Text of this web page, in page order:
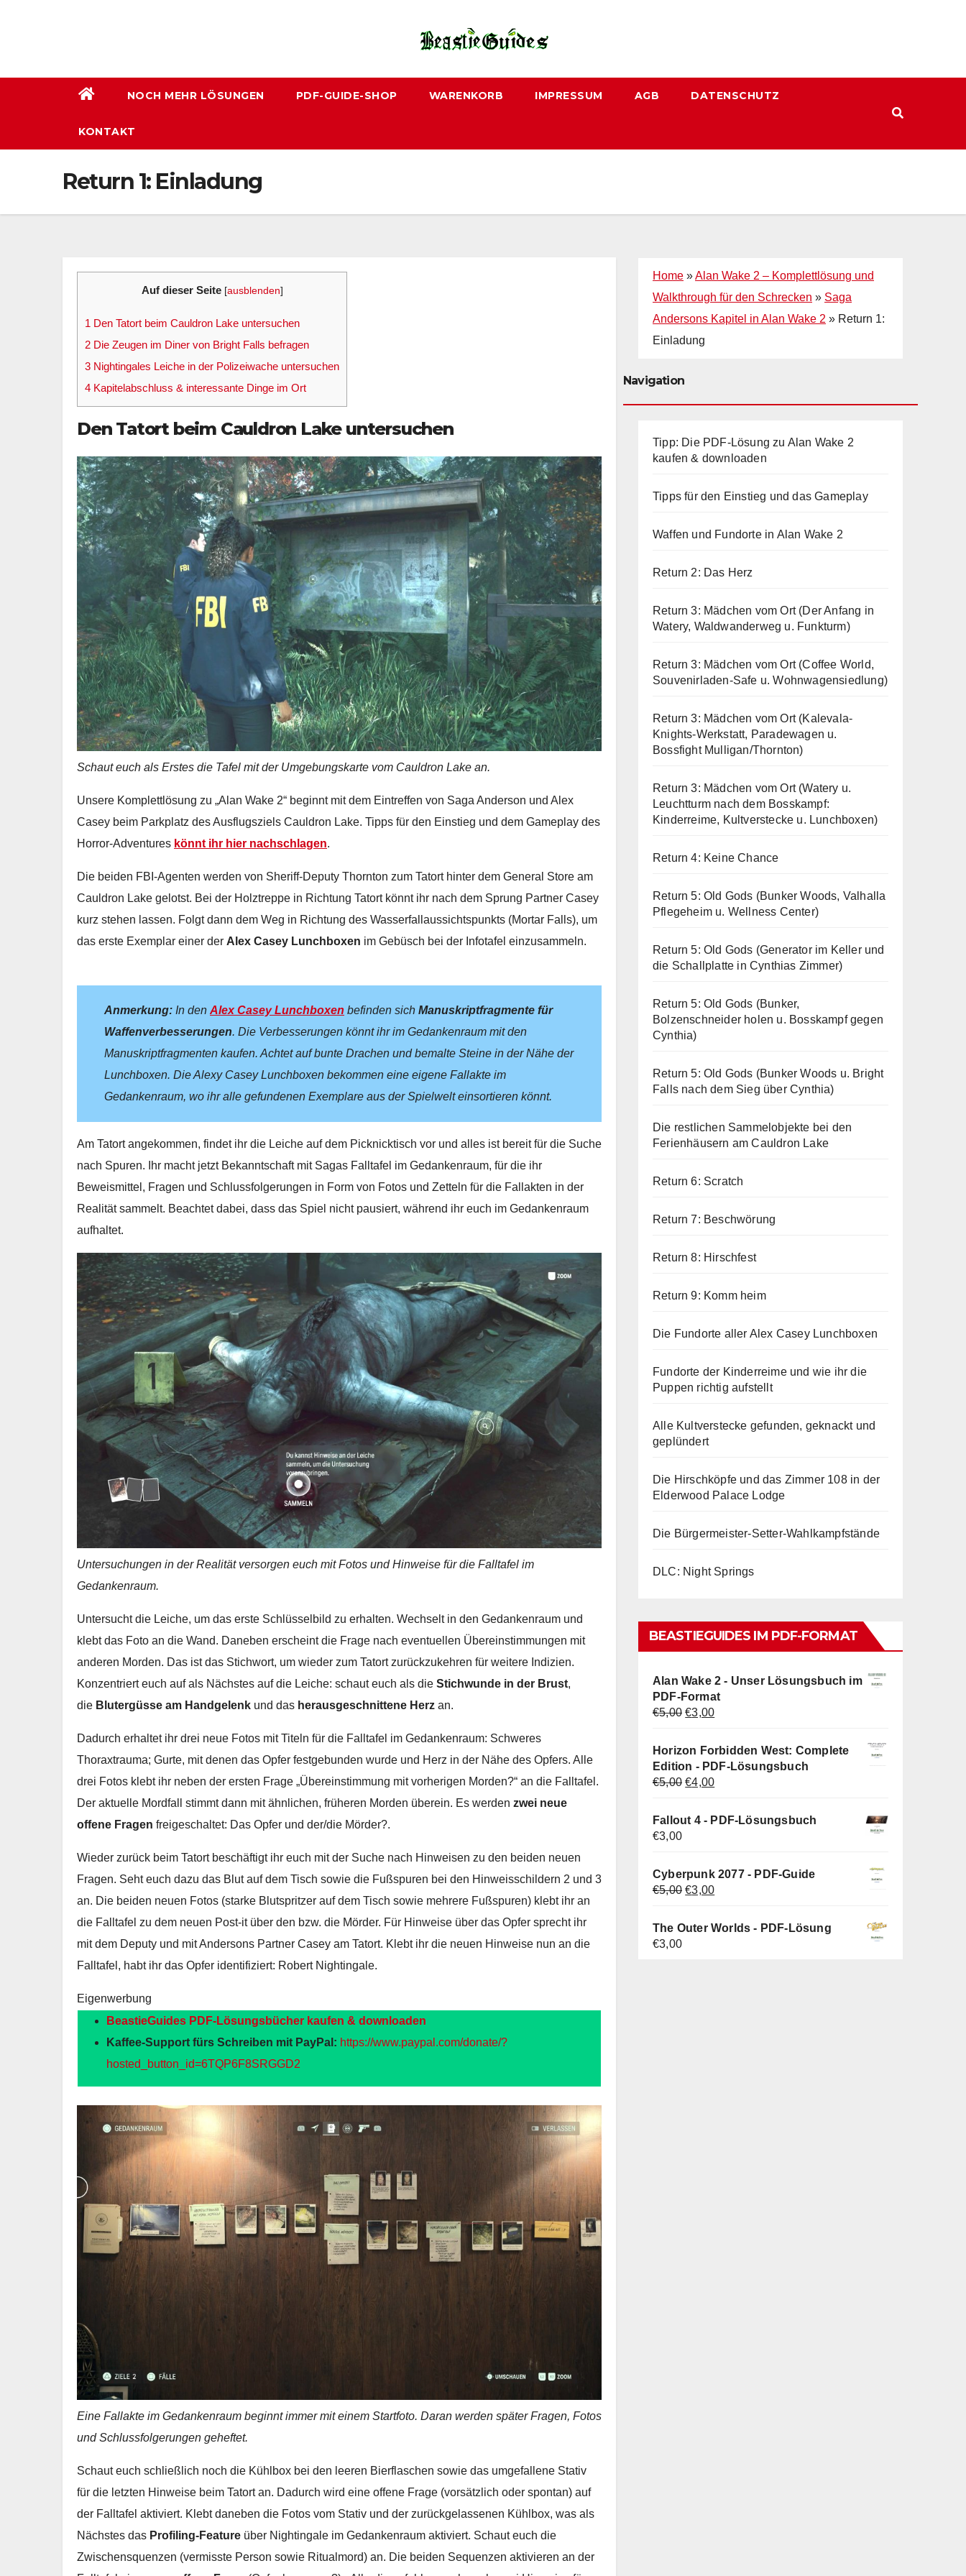
NOCH MEHR LÖSUNGEN PDF-GUIDE-SHOP WARENKORB IMPRESSUM AGB DATENSCHUTZ
KONTAKT
Return 1: Einladung
Auf dieser Seite [ausblenden]
1 Den Tatort beim Cauldron Lake untersuchen
2 Die Zeugen im Diner von Bright Falls befragen
3 Nightingales Leiche in der Polizeiwache untersuchen
4 Kapitelabschluss & interessante Dinge im Ort
Den Tatort beim Cauldron Lake untersuchen
Schaut euch als Erstes die Tafel mit der Umgebungskarte vom Cauldron Lake an.
Unsere Komplettlösung zu „Alan Wake 2“ beginnt mit dem Eintreffen von Saga Anderson und Alex
Casey beim Parkplatz des Ausflugsziels Cauldron Lake. Tipps für den Einstieg und dem Gameplay des
Horror-Adventures könnt ihr hier nachschlagen.
Die beiden FBI-Agenten werden von Sheriff-Deputy Thornton zum Tatort hinter dem General Store am
Cauldron Lake gelotst. Bei der Holztreppe in Richtung Tatort könnt ihr nach dem Sprung Partner Casey
kurz stehen lassen. Folgt dann dem Weg in Richtung des Wasserfallaussichtspunkts (Mortar Falls), um
das erste Exemplar einer der Alex Casey Lunchboxen im Gebüsch bei der Infotafel einzusammeln.
Anmerkung: In den Alex Casey Lunchboxen befinden sich Manuskriptfragmente für
Waffenverbesserungen. Die Verbesserungen könnt ihr im Gedankenraum mit den
Manuskriptfragmenten kaufen. Achtet auf bunte Drachen und bemalte Steine in der Nähe der
Lunchboxen. Die Alexy Casey Lunchboxen bekommen eine eigene Fallakte im
Gedankenraum, wo ihr alle gefundenen Exemplare aus der Spielwelt einsortieren könnt.
Am Tatort angekommen, findet ihr die Leiche auf dem Picknicktisch vor und alles ist bereit für die Suche
nach Spuren. Ihr macht jetzt Bekanntschaft mit Sagas Falltafel im Gedankenraum, für die ihr
Beweismittel, Fragen und Schlussfolgerungen in Form von Fotos und Zetteln für die Fallakten in der
Realität sammelt. Beachtet dabei, dass das Spiel nicht pausiert, während ihr euch im Gedankenraum
aufhaltet.
Untersuchungen in der Realität versorgen euch mit Fotos und Hinweise für die Falltafel im
Gedankenraum.
Untersucht die Leiche, um das erste Schlüsselbild zu erhalten. Wechselt in den Gedankenraum und
klebt das Foto an die Wand. Daneben erscheint die Frage nach eventuellen Übereinstimmungen mit
anderen Morden. Das ist das Stichwort, um wieder zum Tatort zurückzukehren für weitere Indizien.
Konzentriert euch auf als Nächstes auf die Leiche: schaut euch als die Stichwunde in der Brust,
die Blutergüsse am Handgelenk und das herausgeschnittene Herz an.
Dadurch erhaltet ihr drei neue Fotos mit Titeln für die Falltafel im Gedankenraum: Schweres
Thoraxtrauma; Gurte, mit denen das Opfer festgebunden wurde und Herz in der Nähe des Opfers. Alle
drei Fotos klebt ihr neben der ersten Frage „Übereinstimmung mit vorherigen Morden?“ an die Falltafel.
Der aktuelle Mordfall stimmt dann mit ähnlichen, früheren Morden überein. Es werden zwei neue
offene Fragen freigeschaltet: Das Opfer und der/die Mörder?.
Wieder zurück beim Tatort beschäftigt ihr euch mit der Suche nach Hinweisen zu den beiden neuen
Fragen. Seht euch dazu das Blut auf dem Tisch sowie die Fußspuren bei den Hinweisschildern 2 und 3
an. Die beiden neuen Fotos (starke Blutspritzer auf dem Tisch sowie mehrere Fußspuren) klebt ihr an
die Falltafel zu dem neuen Post-it über den bzw. die Mörder. Für Hinweise über das Opfer sprecht ihr
mit dem Deputy und mit Andersons Partner Casey am Tatort. Klebt ihr die neuen Hinweise nun an die
Falltafel, habt ihr das Opfer identifiziert: Robert Nightingale.
Eigenwerbung
BeastieGuides PDF-Lösungsbücher kaufen & downloaden
Kaffee-Support fürs Schreiben mit PayPal: https://www.paypal.com/donate/?
hosted_button_id=6TQP6F8SRGGD2
Eine Fallakte im Gedankenraum beginnt immer mit einem Startfoto. Daran werden später Fragen, Fotos
und Schlussfolgerungen geheftet.
Schaut euch schließlich noch die Kühlbox bei den leeren Bierflaschen sowie das umgefallene Stativ
für die letzten Hinweise beim Tatort an. Dadurch wird eine offene Frage (vorsätzlich oder spontan) auf
der Falltafel aktiviert. Klebt daneben die Fotos vom Stativ und der zurückgelassenen Kühlbox, was als
Nächstes das Profiling-Feature über Nightingale im Gedankenraum aktiviert. Schaut euch die
Zwischensquenzen (vermisste Person sowie Ritualmord) an. Die beiden Sequenzen aktivieren an der
Home »Alan Wake 2 – Komplettlösung und
Walkthrough für den Schrecken » Saga
Andersons Kapitel in Alan Wake 2 » Return 1:
Einladung
Navigation
Tipp: Die PDF-Lösung zu Alan Wake 2
kaufen & downloaden
Tipps für den Einstieg und das Gameplay
Waffen und Fundorte in Alan Wake 2
Return 2: Das Herz
Return 3: Mädchen vom Ort (Der Anfang in
Watery, Waldwanderweg u. Funkturm)
Return 3: Mädchen vom Ort (Coffee World,
Souvenirladen-Safe u. Wohnwagensiedlung)
Return 3: Mädchen vom Ort (Kalevala-
Knights-Werkstatt, Paradewagen u.
Bossfight Mulligan/Thornton)
Return 3: Mädchen vom Ort (Watery u.
Leuchtturm nach dem Bosskampf:
Kinderreime, Kultverstecke u. Lunchboxen)
Return 4: Keine Chance
Return 5: Old Gods (Bunker Woods, Valhalla
Pflegeheim u. Wellness Center)
Return 5: Old Gods (Generator im Keller und
die Schallplatte in Cynthias Zimmer)
Return 5: Old Gods (Bunker,
Bolzenschneider holen u. Bosskampf gegen
Cynthia)
Return 5: Old Gods (Bunker Woods u. Bright
Falls nach dem Sieg über Cynthia)
Die restlichen Sammelobjekte bei den
Ferienhäusern am Cauldron Lake
Return 6: Scratch
Return 7: Beschwörung
Return 8: Hirschfest
Return 9: Komm heim
Die Fundorte aller Alex Casey Lunchboxen
Fundorte der Kinderreime und wie ihr die
Puppen richtig aufstellt
Alle Kultverstecke gefunden, geknackt und
geplündert
Die Hirschköpfe und das Zimmer 108 in der
Elderwood Palace Lodge
Die Bürgermeister-Setter-Wahlkampfstände
DLC: Night Springs
BEASTIEGUIDES IM PDF-FORMAT
Alan Wake 2 - Unser Lösungsbuch im
PDF-Format
€5,00 Ursprünglicher
war:
€5,00
€3,00Aktueller
ist:
€3,00.
Horizon Forbidden West: Complete
Edition - PDF-Lösungsbuch
€5,00 Ursprünglicher
war:
€4,00Aktueller
ist:
Fallout 4 - PDF-Lösungsbuch
€3,00
Cyberpunk 2077 - PDF-Guide
€5,00 Ursprünglicher
€3,00Aktueller
ist:
The Outer Worlds - PDF-Lösung
€3,00